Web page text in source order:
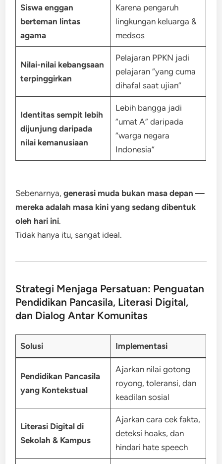
Siswa enggan
berteman lintas
agama
Karena pengaruh
lingkungan keluarga &
medsos
Nilai-nilai kebangsaan
terpinggirkan
Pelajaran PPKN jadi
pelajaran “yang cuma
dihafal saat ujian”
Identitas sempit lebih
dijunjung daripada
nilai kemanusiaan
Lebih bangga jadi
“umat A” daripada
“warga negara
Indonesia”
Sebenarnya,generasi muda bukan masa depan —
mereka adalah masa kini yang sedang dibentuk
oleh hari ini.
Tidak hanya itu, sangat ideal.
Strategi Menjaga Persatuan: Penguatan
Pendidikan Pancasila, Literasi Digital,
dan Dialog Antar Komunitas
Solusi Implementasi
Pendidikan Pancasila
yang Kontekstual
Ajarkan nilai gotong
royong, toleransi, dan
keadilan sosial
Literasi Digital di
Sekolah & Kampus
Ajarkan cara cek fakta,
deteksi hoaks, dan
hindari hate speech